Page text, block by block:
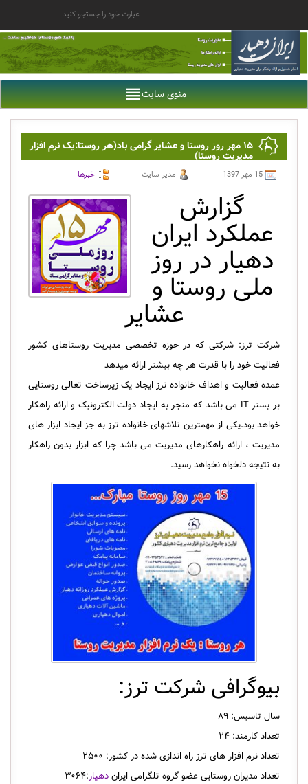
منوی سایت
۱۵ مهر روز روستا و عشایر گرامی باد(هر روستا:یک نرم افزار
مدیریت روستا)
15 مهر 1397 مدیر سایت خبرها
گزارش
عملکرد ایران
دهیار در روز
ملی روستا و
عشایر
شرکت ترز: شرکتی که در حوزه تخصصی مدیریت روستاهای کشور
فعالیت خود را با قدرت هر چه بیشتر ارائه میدهد
عمده فعالیت و اهداف خانواده ترز ایجاد یک زیرساخت تعالی روستایی
بر بستر IT می باشد که منجر به ایجاد دولت الکترونیک و ارائه راهکار
خواهد بود.یکی از مهمترین تلاشهای خانواده ترز به جز ایجاد ابزار های
مدیریت ، ارائه راهکارهای مدیریت می باشد چرا که ابزار بدون راهکار
به نتیجه دلخواه نخواهد رسید.
بیوگرافی شرکت ترز:
سال تاسیس: ۸۹
تعداد کارمند: ۲۴
تعداد نرم افزار های ترز راه اندازی شده در کشور: ۲۵۰۰
تعداد مدیران روستایی عضو گروه تلگرامی ایراندهیار:۳۰۶۴